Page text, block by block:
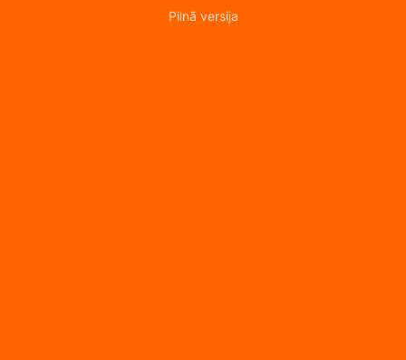
Pilnā versija